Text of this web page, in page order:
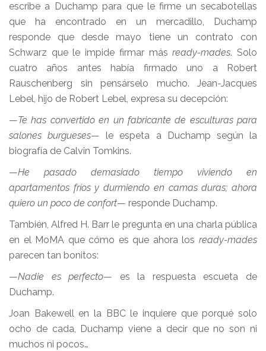
escribe a Duchamp para que le firme un secabotellas
que ha encontrado en un mercadillo, Duchamp
responde que desde mayo tiene un contrato con
Schwarz que le impide firmar másready-mades. Solo
cuatro años antes había firmado uno a Robert
Rauschenberg sin pensárselo mucho. Jean-Jacques
Lebel, hijo de Robert Lebel, expresa su decepción:
—Te has convertido en un fabricante de esculturas para
salones burgueses— le espeta a Duchamp según la
biografía de Calvin Tomkins.
—He pasado demasiado tiempo viviendo en
apartamentos fríos y durmiendo en camas duras; ahora
quiero un poco de confort— responde Duchamp.
También, Alfred H. Barr le pregunta en una charla pública
en el MoMA que cómo es que ahora los ready-mades
parecen tan bonitos:
—Nadie es perfecto— es la respuesta escueta de
Duchamp.
Joan Bakewell en la BBC le inquiere que porqué solo
ocho de cada, Duchamp viene a decir que no son ni
muchos ni pocos…